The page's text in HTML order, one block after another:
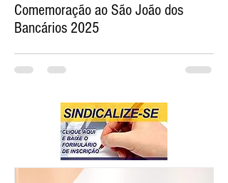
Comemoração ao São João dos
Bancários 2025